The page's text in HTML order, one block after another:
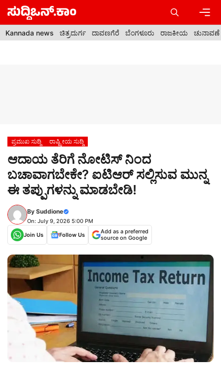
Skip
content
Kannada news ಚಿತ್ರದುರ್ಗ ದಾವಣಗೆರೆ ಬೆಂಗಳೂರು ರಾಜಕೀಯ ಚುನಾವಣೆ
ಪ್ರಮುಖ ಸುದ್ದಿ ರಾಷ್ಟ್ರೀಯ ಸುದ್ದಿ
ಆದಾಯ ತೆರಿಗೆ ನೋಟಿಸ್ ನಿಂದ
ಬಚಾವಾಗಬೇಕೇ? ಐಟಿಆರ್ ಸಲ್ಲಿಸುವ ಮುನ್ನ
ಈ ತಪ್ಪುಗಳನ್ನು ಮಾಡಬೇಡಿ!
By Suddione
On: July 9, 2026 5:00 PM
Join Us
Follow Us
Add as a preferred
source on Google